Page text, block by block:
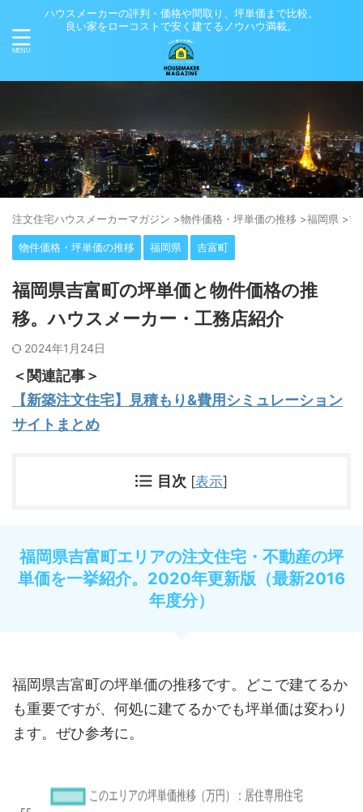
ハウスメーカーの評判・価格や間取り、坪単価まで比較。
良い家をローコストで安く建てるノウハウ満載。
注⽂住宅ハウスメーカーマガジン >物件価格・坪単価の推移 >福岡県 >吉
物件価格・坪単価の推移 福岡県 吉富町
福岡県吉富町の坪単価と物件価格の推
移。ハウスメーカー・工務店紹介
2024年1月24日
＜関連記事＞
【新築注文住宅】見積もり&費用シミュレーション
サイトまとめ
目次 [表示]
福岡県吉富町エリアの注文住宅・不動産の坪
単価を一挙紹介。2020年更新版（最新2016
年度分）
福岡県吉富町の坪単価の推移です。どこで建てるか
も重要ですが、何処に建てるかでも坪単価は変わり
ます。ぜひ参考に。